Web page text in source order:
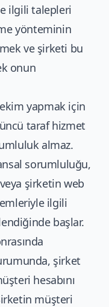
ilgili talepleri
yönteminin
ve şirketi bu
onun
yapmak için
taraf hizmet
almaz.
sorumluluğu,
şirketin web
ilgili
başlar.
şirket
hesabını
müşteri